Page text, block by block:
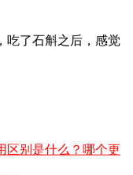
吃了石斛之后，感觉
区别是什么？哪个更